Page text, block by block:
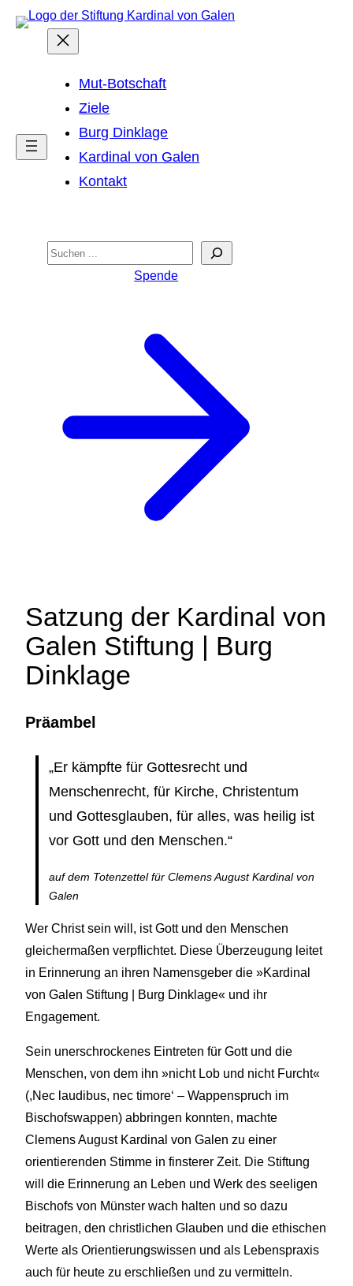
Zum
Mut-Botschaft
Ziele
Burg Dinklage
Kardinal von Galen
Kontakt
Suchen
Spende
Satzung der Kardinal von
Galen Stiftung | Burg
Dinklage
Präambel
„Er kämpfte für Gottesrecht und
Menschenrecht, für Kirche, Christentum
und Gottesglauben, für alles, was heilig ist
vor Gott und den Menschen.“
auf dem Totenzettel für Clemens August Kardinal von
Galen
Wer Christ sein will, ist Gott und den Menschen
gleichermaßen verpflichtet. Diese Überzeugung leitet
in Erinnerung an ihren Namensgeber die »Kardinal
von Galen Stiftung | Burg Dinklage« und ihr
Engagement.
Sein unerschrockenes Eintreten für Gott und die
Menschen, von dem ihn »nicht Lob und nicht Furcht«
(,Nec laudibus, nec timore‘ – Wappenspruch im
Bischofswappen) abbringen konnten, machte
Clemens August Kardinal von Galen zu einer
orientierenden Stimme in finsterer Zeit. Die Stiftung
will die Erinnerung an Leben und Werk des seeligen
Bischofs von Münster wach halten und so dazu
beitragen, den christlichen Glauben und die ethischen
Werte als Orientierungswissen und als Lebenspraxis
auch für heute zu erschließen und zu vermitteln.